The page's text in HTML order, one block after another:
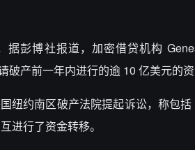
据彭博社报道，加密借贷机构
破产前一年内进行的逾 10 亿美元的资
纽约南区破产法院提起诉讼，称包
进行了资金转移。